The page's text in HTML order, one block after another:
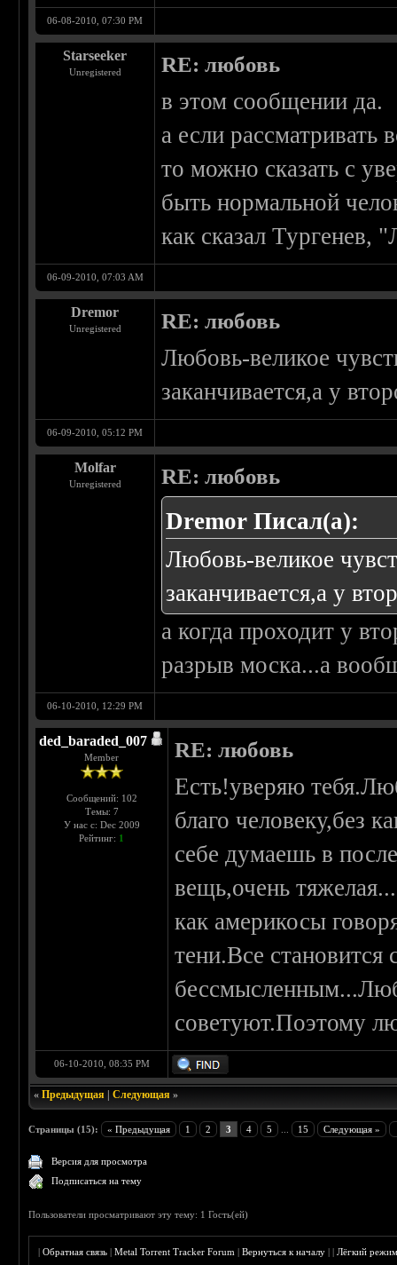
06-08-2010, 07:30 PM
Starseeker
Unregistered RE: любовь
в этом сообщении да.
а если рассматривать
то можно сказать с
быть нормальной
как сказал Тургенев,
06-09-2010, 07:03 AM
Dremor
Unregistered RE: любовь
Любовь-великое
заканчивается,а у
06-09-2010, 05:12 PM
Molfar
Unregistered RE: любовь
Dremor Писал(а):
Любовь-великое
заканчивается,а у
а когда проходит у
разрыв моска...а
06-10-2010, 12:29 PM
ded_baraded_007
Member
Сообщений: 102
Темы: 7
У нас с: Dec 2009
Рейтинг: 1
RE: любовь
Есть!уверяю
благо человеку,без
себе думаешь в
вещь,очень
как америкосы
тени.Все
советуют.Поэтому
06-10-2010, 08:35 PM
«Предыдущая |Следующая »
Страницы (15): « Предыдущая 1 2 3 4 5 15 Следующая »
Версия для просмотра
Подписаться на тему
Пользователи просматривают эту тему: 1 Гость(ей)
|Обратная связь |Metal Torrent Tracker Forum |Вернуться к началу ||Лёгкий